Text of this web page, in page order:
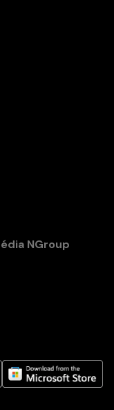
NGroup